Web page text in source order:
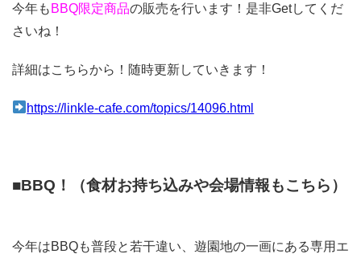
今年も BBQ限定商品の販売を行います！是非Getしてくだ
さいね！
詳細はこちらから！随時更新していきます！
https://linkle-cafe.com/topics/14096.html
■BBQ！（食材お持ち込みや会場情報もこちら）
今年はBBQも普段と若干違い、遊園地の一画にある専用エ